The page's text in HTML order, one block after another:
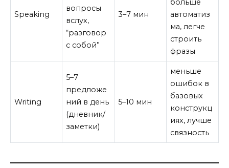
Speaking
вопросы
вслух,
“разговор
с собой”
3–7 мин
больше
автоматиз
ма, легче
строить
фразы
Writing
5–7
предложе
ний в день
(дневник/
заметки)
5–10 мин
меньше
ошибок в
базовых
конструкц
иях, лучше
связность